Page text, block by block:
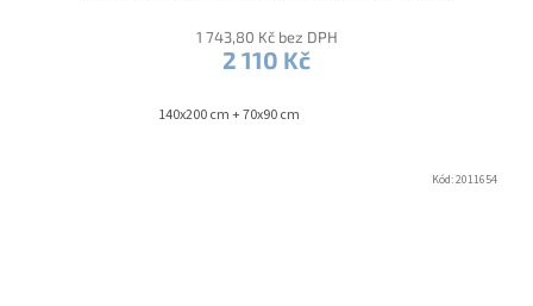
1 743,80 Kč bez DPH
2 110 Kč
140x200 cm + 70x90 cm
Kód:2011654